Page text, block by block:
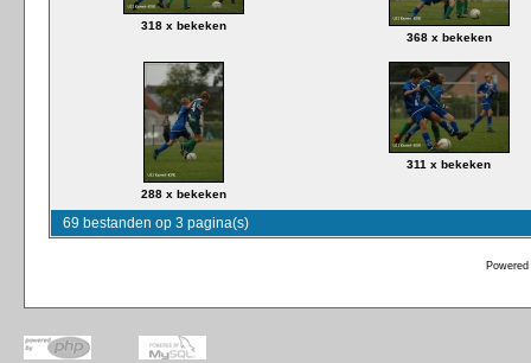
318 x bekeken
368 x bekeken
288 x bekeken
311 x bekeken
69 bestanden op 3 pagina(s)